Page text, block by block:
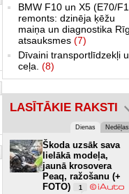
BMW F10 un X5 (E70/
remonts: dzinēja ķēžu
maiņa un diagnostika
atsauksmes (7)
Dīvaini transportlīdzekļi
ceļa. (8)
LASĪTĀKIE RAKSTI
Dienas Nedēļas
Škoda uzsāk sava
lielākā modeļa,
jaunā krosovera
Peaq, ražošanu (+
FOTO)
1